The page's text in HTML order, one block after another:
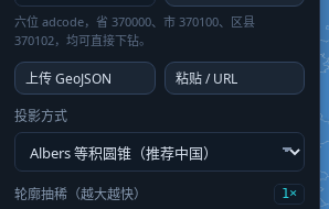
六位 adcode，省 370000、市 370100、区县
370102，均可直接下钻。
上传 GeoJSON
粘贴 / URL
投影方式
轮廓抽稀（越大越快） 1×